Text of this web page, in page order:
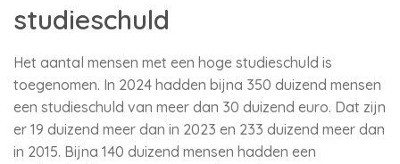
studieschuld
Het aantal mensen met een hoge studieschuld is
toegenomen. In 2024 hadden bijna 350 duizend mensen
een studieschuld van meer dan 30 duizend euro. Dat zijn
er 19 duizend meer dan in 2023 en 233 duizend meer dan
in 2015. Bijna 140 duizend mensen hadden een